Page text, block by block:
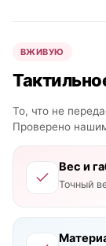
ВЖИВУЮ
То, что не
Проверено
Вес и
Точный